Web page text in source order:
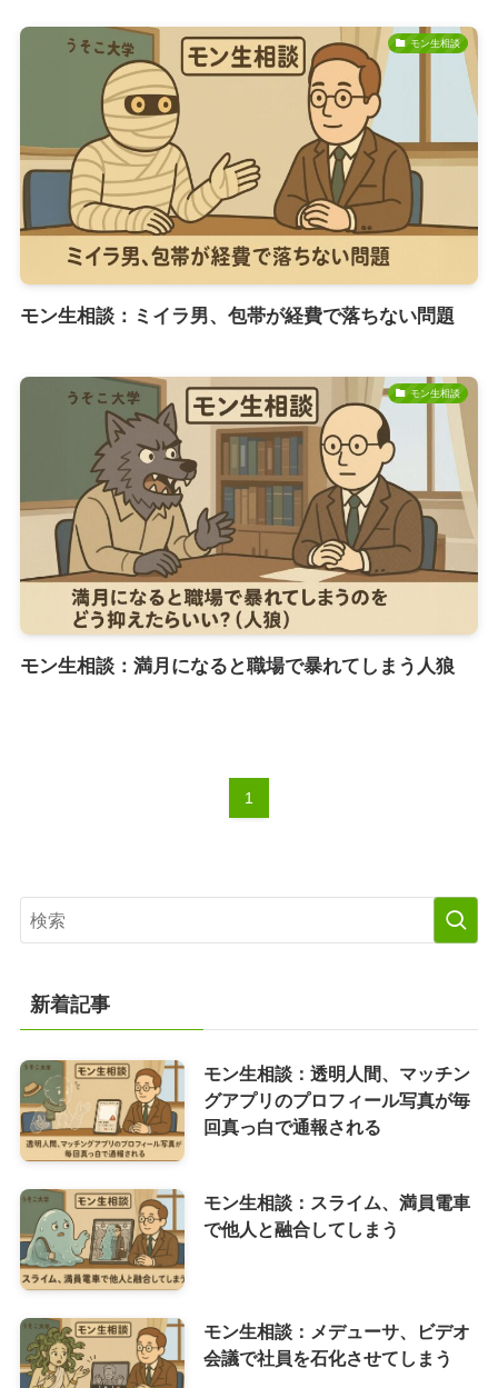
モン生相談
モン生相談：ミイラ男、包帯が経費で落ちない問題
モン生相談
モン生相談：満月になると職場で暴れてしまう人狼
1
新着記事
モン生相談：透明人間、マッチン
グアプリのプロフィール写真が毎
回真っ白で通報される
モン生相談：スライム、満員電車
で他人と融合してしまう
モン生相談：メデューサ、ビデオ
会議で社員を石化させてしまう